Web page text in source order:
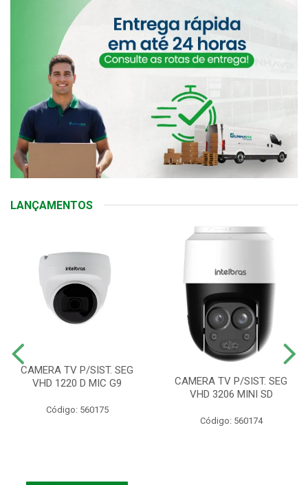
LANÇAMENTOS
CAMERA TV P/SIST. SEG
VHD 1220 D MIC G9
Código: 560175
CAMERA TV P/SIST. SEG
VHD 3206 MINI SD
Código: 560174